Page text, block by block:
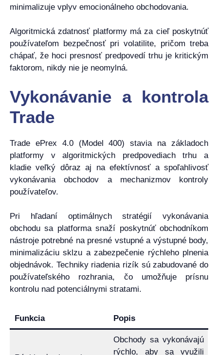
minimalizuje vplyv emocionálneho obchodovania.
Algoritmická zdatnosť platformy má za cieľ poskytnúť
používateľom bezpečnosť pri volatilite, pričom treba
chápať, že hoci presnosť predpovedí trhu je kritickým
faktorom, nikdy nie je neomylná.
Vykonávanie a kontrola
Trade
Trade ePrex 4.0 (Model 400) stavia na základoch
platformy v algoritmických predpovediach trhu a
kladie veľký dôraz aj na efektívnosť a spoľahlivosť
vykonávania obchodov a mechanizmov kontroly
používateľov.
Pri hľadaní optimálnych stratégií vykonávania
obchodu sa platforma snaží poskytnúť obchodníkom
nástroje potrebné na presné vstupné a výstupné body,
minimalizáciu sklzu a zabezpečenie rýchleho plnenia
objednávok. Techniky riadenia rizík sú zabudované do
používateľského rozhrania, čo umožňuje prísnu
kontrolu nad potenciálnymi stratami.
Funkcia Popis
Obchody sa vykonávajú
rýchlo, aby sa využili